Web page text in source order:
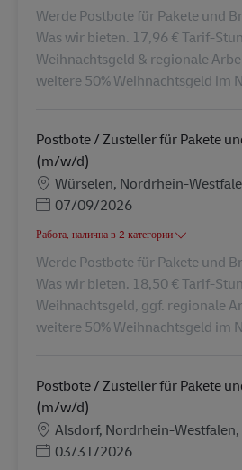
Werde Postbote für Pakete und
Was wir bieten. 17,96 € Tarif-
Weihnachtsgeld & regionale
weitere 50% Weihnachtsgeld im
Postbote / Zusteller für Pakete
(m/w/d)
Местоположение
Würselen, Nordrhein-
Posted Date
07/09/2026
Работа, налична в 2 категории
Werde Postbote für Pakete und
Was wir bieten. 18,50 € Tarif-
Weihnachtsgeld, ggf. regionale
weitere 50% Weihnachtsgeld im
Postbote / Zusteller für Pakete
(m/w/d)
Местоположение
Alsdorf, Nordrhein-
Posted Date
03/31/2026